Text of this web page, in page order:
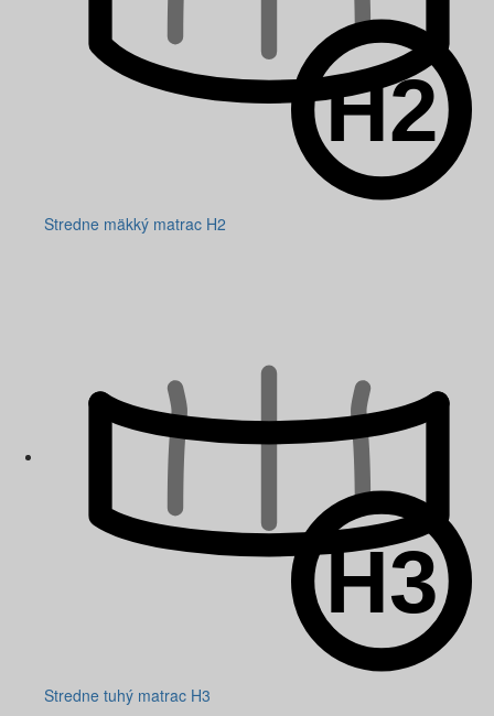
Stredne mäkký matrac H2
Stredne tuhý matrac H3